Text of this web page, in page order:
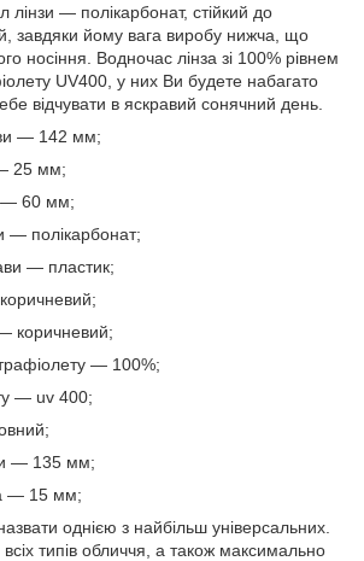
лінзи — полікарбонат, стійкий до
завдяки йому вага виробу нижча, що
носіння. Водночас лінза зі 100% рівнем
UV400, у них Ви будете набагато
відчувати в яскравий сонячний день.
— 142 мм;
25 мм;
— 60 мм;
— полікарбонат;
— пластик;
коричневий;
— 100%;
— uv 400;
— 135 мм;
— 15 мм;
однією з найбільш універсальних.
типів обличчя, а також максимально